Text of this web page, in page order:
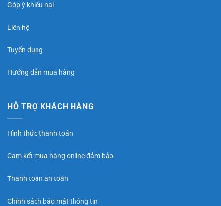
Góp ý khiếu nại
Liên hệ
Tuyển dụng
Hướng dẫn mua hàng
HỖ TRỢ KHÁCH HÀNG
Hình thức thanh toán
Cam kết mua hàng online đảm bảo
Thanh toán an toàn
Chính sách bảo mật thông tin